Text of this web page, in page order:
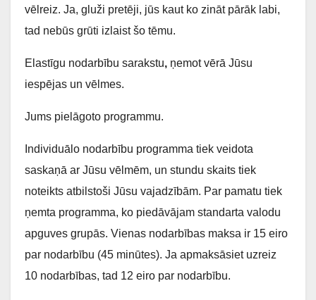
vēlreiz. Ja, gluži pretēji, jūs kaut ko zināt pārāk labi,
tad nebūs grūti izlaist šo tēmu.
Elastīgu nodarbību sarakstu, ņemot vērā Jūsu
iespējas un vēlmes.
Jums pielāgoto programmu.
Individuālo nodarbību programma tiek veidota
saskaņā ar Jūsu vēlmēm, un stundu skaits tiek
noteikts atbilstoši Jūsu vajadzībām. Par pamatu tiek
ņemta programma, ko piedāvājam standarta valodu
apguves grupās. Vienas nodarbības maksa ir 15 eiro
par nodarbību (45 minūtes). Ja apmaksāsiet uzreiz
10 nodarbības, tad 12 eiro par nodarbību.